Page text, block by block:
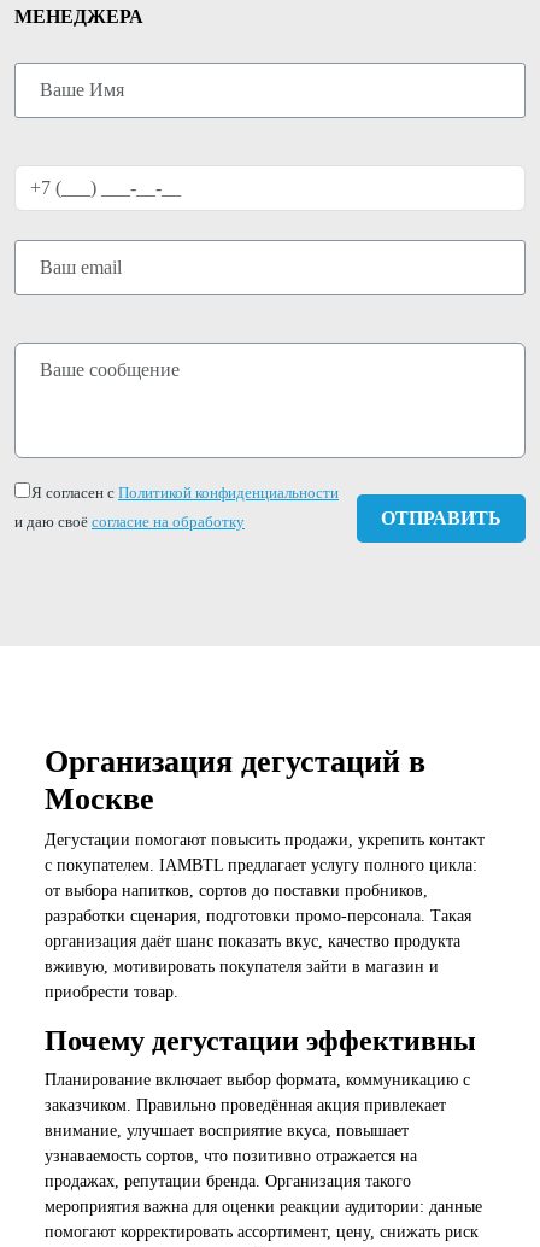
МЕНЕДЖЕРА
Я согласен с Политикой конфиденциальности
и даю своё согласие на обработку
Организация дегустаций в
Москве
Дегустации помогают повысить продажи, укрепить контакт
с покупателем. IAMBTL предлагает услугу полного цикла:
от выбора напитков, сортов до поставки пробников,
разработки сценария, подготовки промо-персонала. Такая
организация даёт шанс показать вкус, качество продукта
вживую, мотивировать покупателя зайти в магазин и
приобрести товар.
Почему дегустации эффективны
Планирование включает выбор формата, коммуникацию с
заказчиком. Правильно проведённая акция привлекает
внимание, улучшает восприятие вкуса, повышает
узнаваемость сортов, что позитивно отражается на
продажах, репутации бренда. Организация такого
мероприятия важна для оценки реакции аудитории: данные
помогают корректировать ассортимент, цену, снижать риск